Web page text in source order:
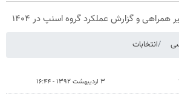
همراهی و گزارش عملکرد گروه اسنپ در ۱۴۰۴
انتخابات
۳ اردیبهشت ۱۳۹۲ - ۱۶:۴۴